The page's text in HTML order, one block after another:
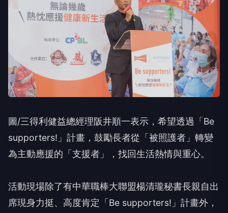
圖/三得利健益總經理阪井順一表示，希望透過「Be
supporters!」計畫，鼓勵長者從「被照護者」轉變
為主動應援的「支援者」，找回生活熱情與重心。
活動現場除了有中華職棒大聯盟楊清瓏秘書長親自出
席現身力挺、高度肯定「Be supporters!」計畫外，